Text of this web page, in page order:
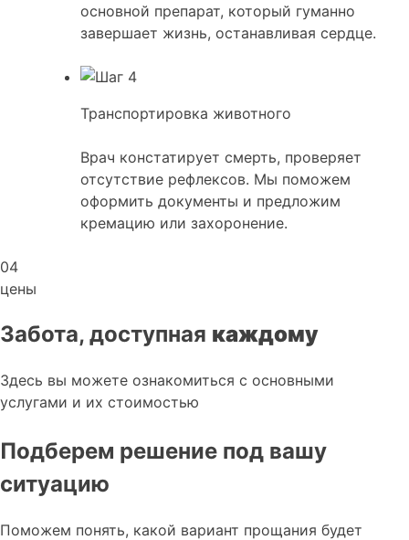
основной препарат, который гуманно
завершает жизнь, останавливая сердце.
Транспортировка животного
Врач констатирует смерть, проверяет
отсутствие рефлексов. Мы поможем
оформить документы и предложим
кремацию или захоронение.
04
цены
Забота, доступная каждому
Здесь вы можете ознакомиться с основными
услугами и их стоимостью
Подберем решение под вашу
ситуацию
Поможем понять, какой вариант прощания будет